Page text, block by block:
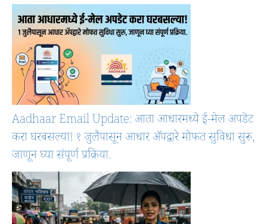
Aadhaar Email Update: आता आधारमध्ये ई-मेल अपडेट
करा घरबसल्या! १ जुलैपासून आधार ॲपद्वारे मोफत सुविधा सुरू,
जाणून घ्या संपूर्ण प्रक्रिया.